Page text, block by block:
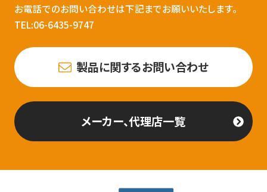
お電話でのお問い合わせは下記までお願いいたします。
TEL:06-6435-9747
製品に関するお問い合わせ
メーカー、代理店一覧